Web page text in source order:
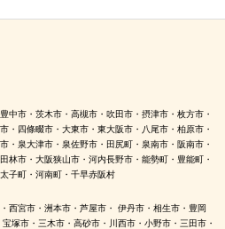
中市・茨木市・高槻市・吹田市・摂津市・枚方市・
・四條畷市・大東市・東大阪市・八尾市・柏原市・
・泉大津市・泉佐野市・田尻町・泉南市・阪南市・
林市・大阪狭山市・河内長野市・能勢町・豊能町・
子町・河南町・千早赤阪村
西宮市・洲本市・芦屋市・ 伊丹市・相生市・豊岡
塚市・三木市・高砂市・川西市・小野市・三田市・